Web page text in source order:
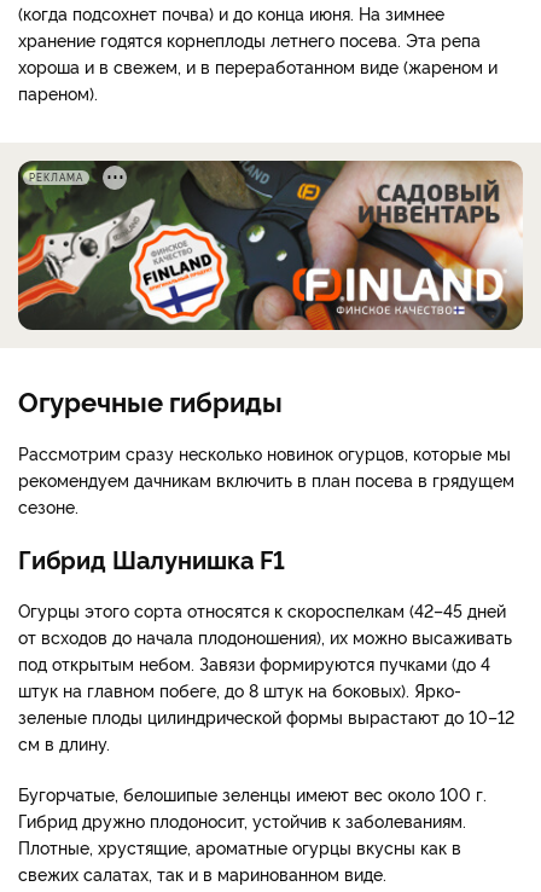
(когда подсохнет почва) и до конца июня. На зимнее
хранение годятся корнеплоды летнего посева. Эта репа
хороша и в свежем, и в переработанном виде (жареном и
пареном).
РЕКЛАМА
Огуречные гибриды
Рассмотрим сразу несколько новинок огурцов, которые мы
рекомендуем дачникам включить в план посева в грядущем
сезоне.
Гибрид Шалунишка F1
Огурцы этого сорта относятся к скороспелкам (42–45 дней
от всходов до начала плодоношения), их можно высаживать
под открытым небом. Завязи формируются пучками (до 4
штук на главном побеге, до 8 штук на боковых). Ярко-
зеленые плоды цилиндрической формы вырастают до 10–12
см в длину.
Бугорчатые, белошипые зеленцы имеют вес около 100 г.
Гибрид дружно плодоносит, устойчив к заболеваниям.
Плотные, хрустящие, ароматные огурцы вкусны как в
свежих салатах, так и в маринованном виде.